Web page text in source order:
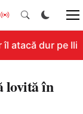
îl atacă dur pe
lovită în